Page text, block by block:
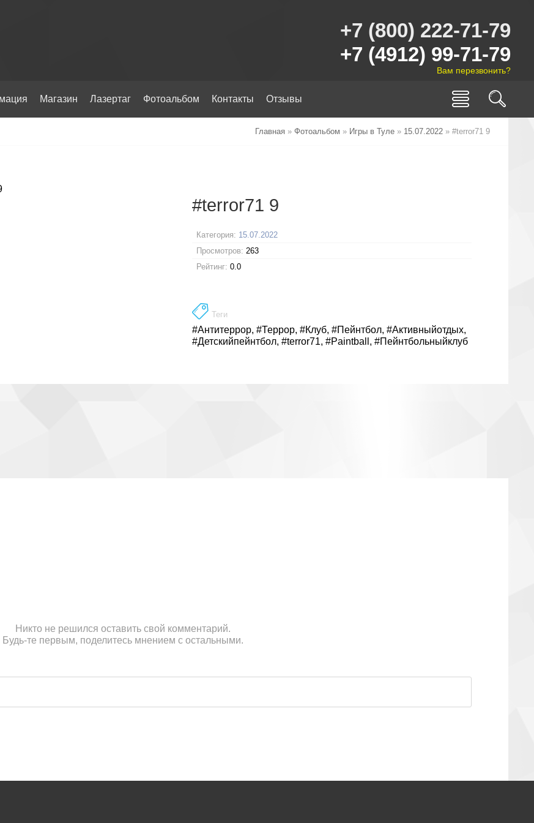
+7 (800) 222-71-79
+7 (4912) 99-71-79
Вам перезвонить?
Магазин Лазертаг Фотоальбом Контакты Отзывы
Главная » Фотоальбом » Игры в Туле » 15.07.2022 » #terror71 9
#terror71 9
Категория: 15.07.2022
Просмотров: 263
Рейтинг: 0.0
Теги
#Антитеррор, #Террор, #Клуб, #Пейнтбол, #Активныйотдых,
#Детскийпейнтбол, #terror71, #Paintball , #Пейнтбольныйклуб
Никто не решился оставить свой комментарий.
Будь-те первым, поделитесь мнением с остальными.